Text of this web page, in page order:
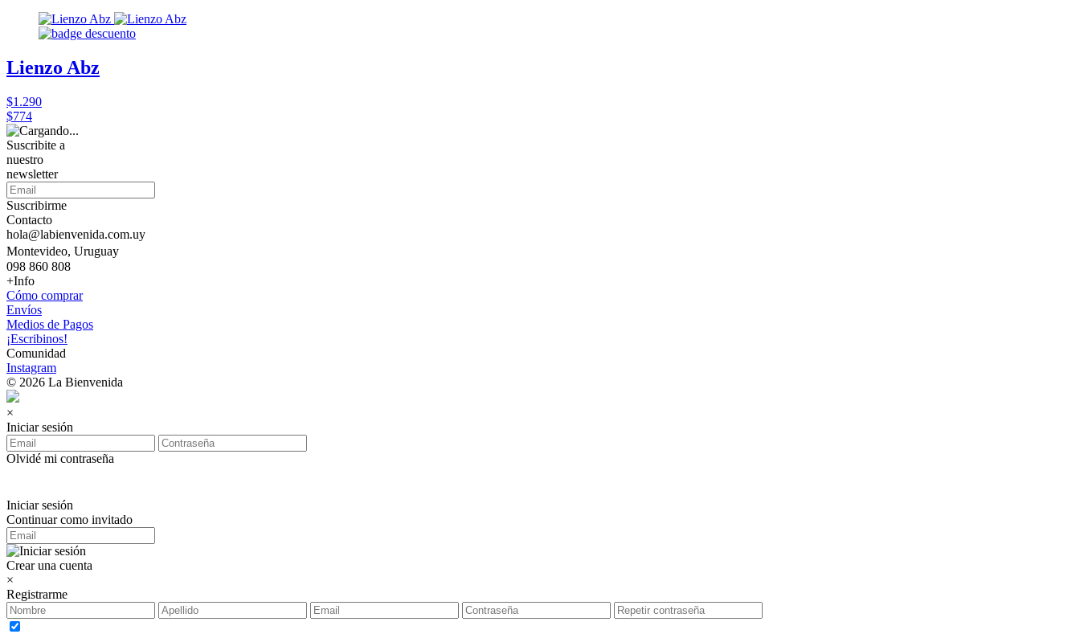
Lienzo Abz
$1.290
$774
Suscribite a
nuestro
newsletter
Suscribirme
Contacto
hola@labienvenida.com.uy
Montevideo, Uruguay
098 860 808
+Info
Cómo comprar
Envíos
Medios de Pagos
¡Escribinos!
Comunidad
Instagram
© 2026 La Bienvenida
×
Iniciar sesión
Olvidé mi contraseña
Iniciar sesión
Continuar como invitado
Crear una cuenta
×
Registrarme